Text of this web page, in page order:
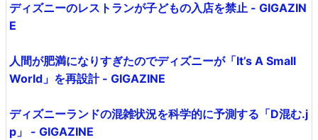
ディズニーのレストランが子どもの入店を禁止 - GIGAZIN
E
人間が肥満になりすぎたのでディズニーが「It’s A Small
World」を再設計 - GIGAZINE
ディズニーランドの混雑状況を科学的に予測する「D混む.j
p」 - GIGAZINE